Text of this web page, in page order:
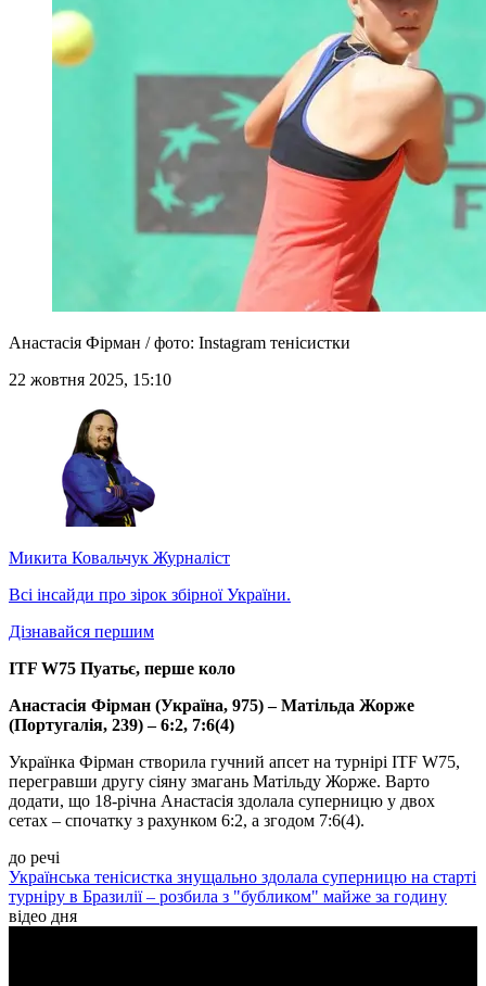
Анастасія Фірман / фото: Instagram тенісистки
22 жовтня 2025, 15:10
Микита Ковальчук Журналіст
Всі інсайди про зірок збірної України.
Дізнавайся першим
ITF W75 Пуатьє, перше коло
Анастасія Фірман (Україна, 975) – Матільда Жорже
(Португалія, 239) – 6:2, 7:6(4)
Українка Фірман створила гучний апсет на турнірі ITF W75,
перегравши другу сіяну змагань Матільду Жорже. Варто
додати, що 18-річна Анастасія здолала суперницю у двох
сетах – спочатку з рахунком 6:2, а згодом 7:6(4).
до речі
Українська тенісистка знущально здолала суперницю на старті
турніру в Бразилії – розбила з "бубликом" майже за годину
відео дня